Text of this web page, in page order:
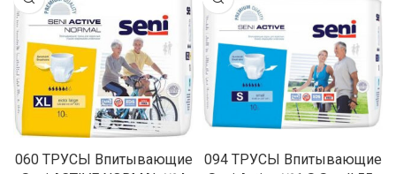
060 ТРУСЫ Впитывающие
094 ТРУСЫ Впитывающие